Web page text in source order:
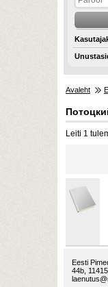
Avaleht
Leiti 1
Eesti
44b,